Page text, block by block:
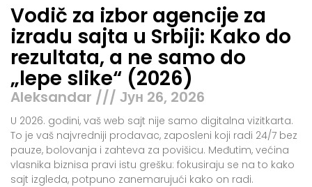
Vodič za izbor agencije za
izradu sajta u Srbiji: Kako do
rezultata, a ne samo do
„lepe slike“ (2026)
Aleksandar Јун 26, 2026
U 2026. godini, vaš web sajt nije samo digitalna vizitkarta.
To je vaš najvredniji prodavac, zaposleni koji radi 24/7 bez
pauze, bolovanja i zahteva za povišicu. Međutim, većina
vlasnika biznisa pravi istu grešku: fokusiraju se na to kako
sajt izgleda, potpuno zanemarujući kako on radi.